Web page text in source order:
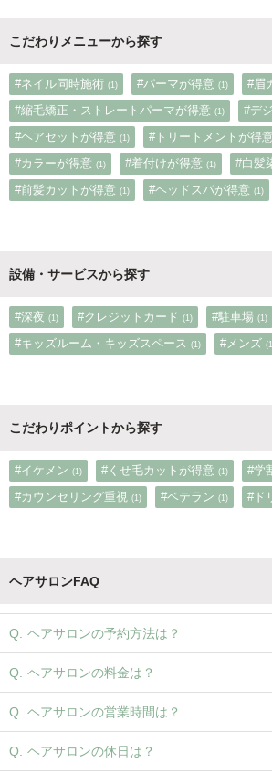
こだわりメニューから探す
#ネイル同時施術 (1) #パーマが得意 (1) #眉
#縮毛矯正・ストレートパーマが得意 (1) #デ
#ヘアセットが得意 (1) #トリートメントが得意
#カラーが得意 (1) #着付けが得意 (1) #白髪
#前髪カットが得意 (1) #ヘッドスパが得意 (1)
設備・サービスから探す
#深夜 (1) #クレジットカード (1) #駐車場 (1)
#キッズルーム・キッズスペース (1) #メンズ
こだわりポイントから探す
#イケメン (1) #くせ毛カットが得意 (1) #学
#カウンセリング重視 (1) #ベテラン (1) #ド
ヘアサロンFAQ
ヘアサロンの予約方法は？
ヘアサロンの料金は？
ヘアサロンの営業時間は？
ヘアサロンの休日は？